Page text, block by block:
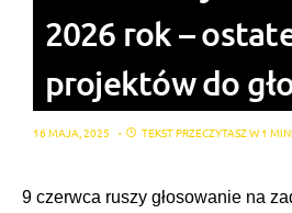
2026 rok –
projektów do
16 MAJA, 2025 TEKST PRZECZYTASZ W 1
9 czerwca ruszy głosowanie na